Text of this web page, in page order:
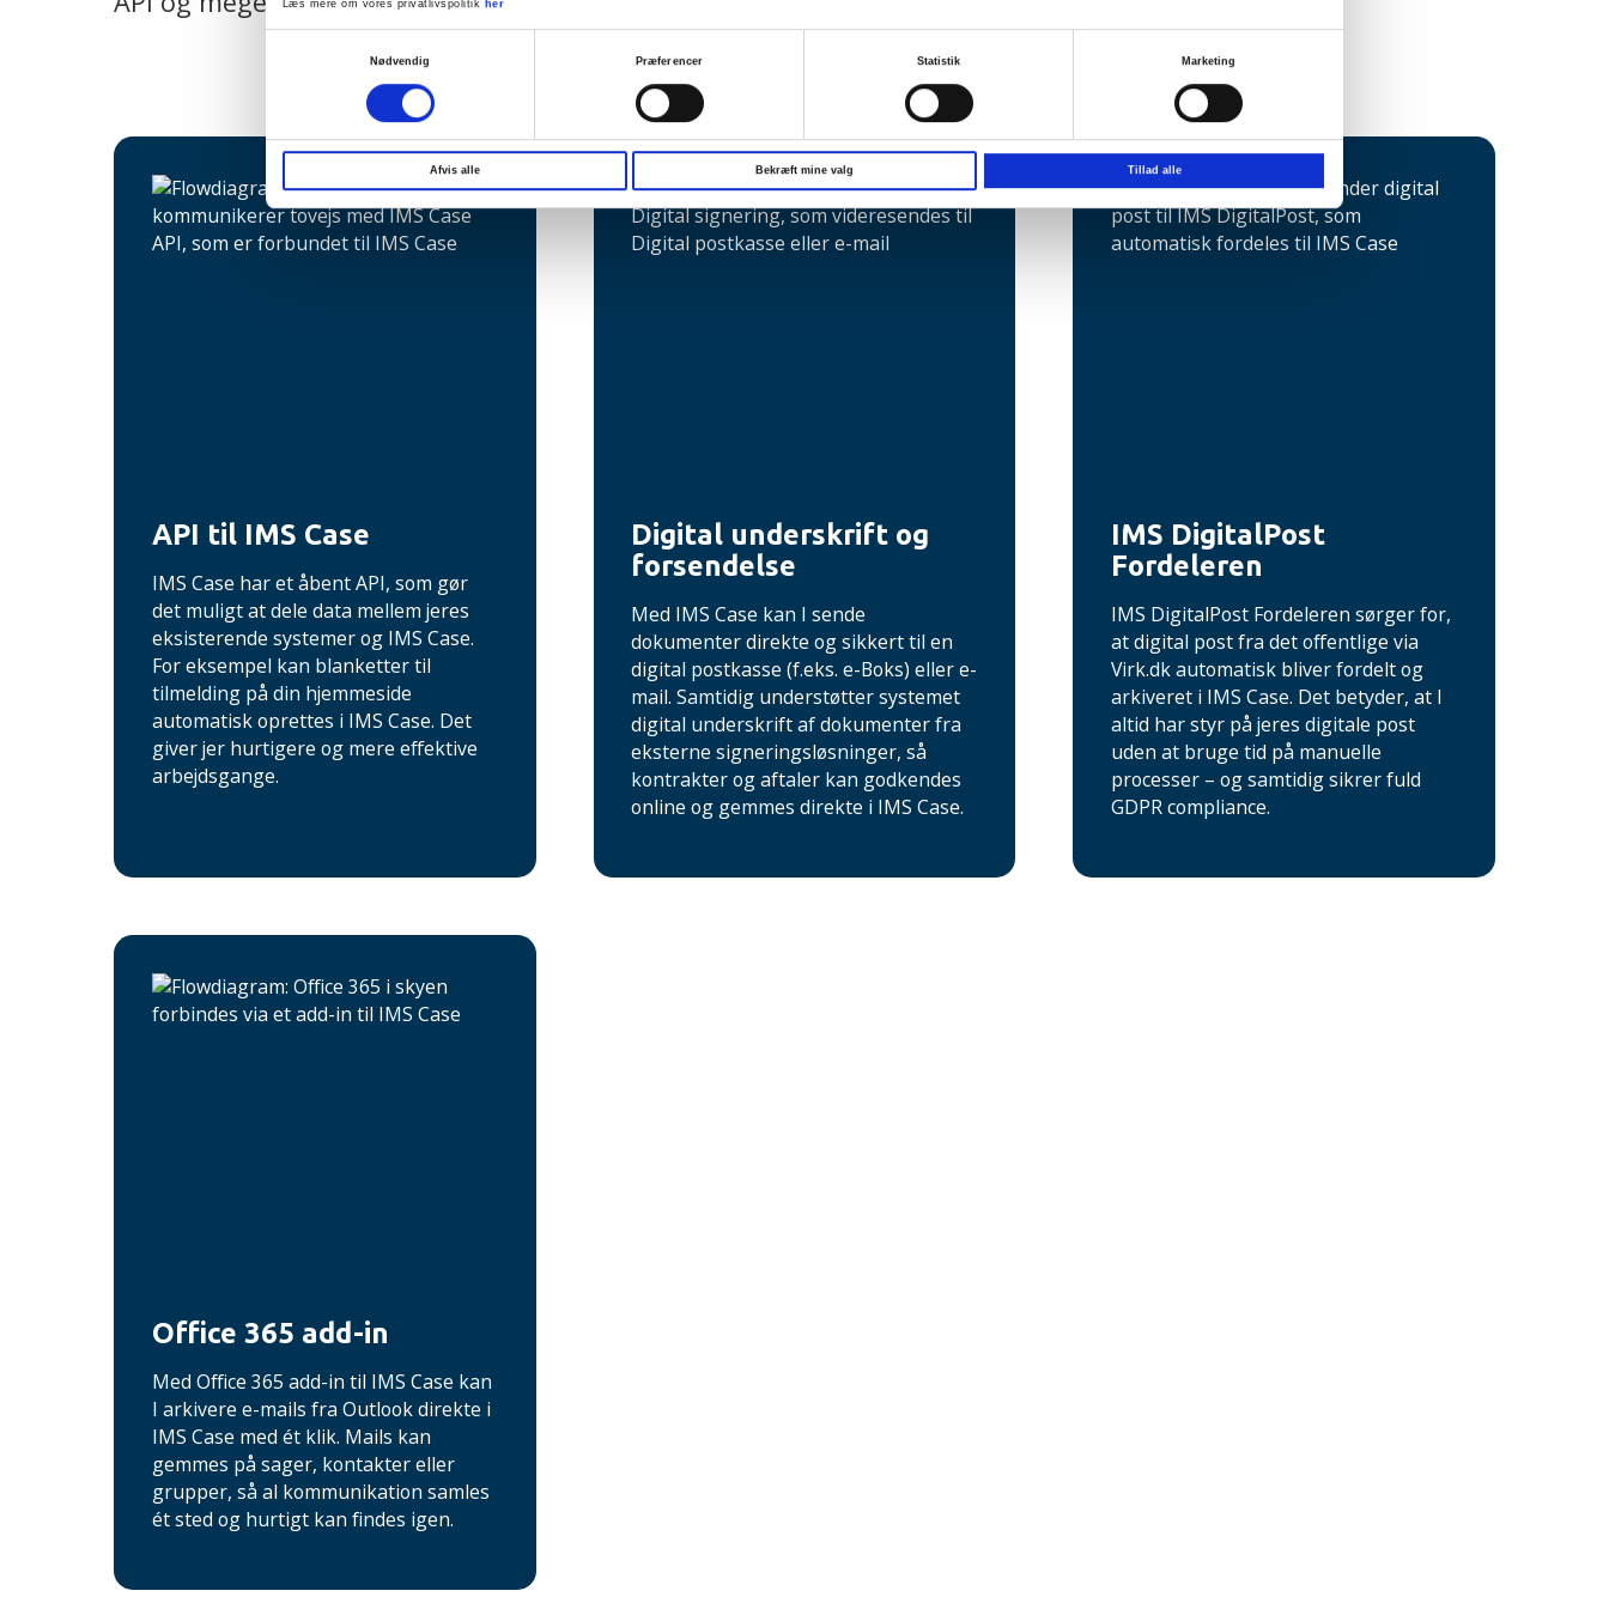
Læs mere om vores privatlivspolitik her
Nødvendig
Præferencer Statistik Marketing
Afvis alle Bekræft mine valg Tillad alle
API til IMS Case
IMS Case har et åbent API, som gør
det muligt at dele data mellem jeres
eksisterende systemer og IMS Case.
For eksempel kan blanketter til
tilmelding på din hjemmeside
automatisk oprettes i IMS Case. Det
giver jer hurtigere og mere effektive
arbejdsgange.
Digital underskrift og
forsendelse
Med IMS Case kan I sende
dokumenter direkte og sikkert til en
digital postkasse (f.eks. e-Boks) eller e-
mail. Samtidig understøtter systemet
digital underskrift af dokumenter fra
eksterne signeringsløsninger, så
kontrakter og aftaler kan godkendes
online og gemmes direkte i IMS Case.
IMS DigitalPost
Fordeleren
IMS DigitalPost Fordeleren sørger for,
at digital post fra det offentlige via
Virk.dk automatisk bliver fordelt og
arkiveret i IMS Case. Det betyder, at I
altid har styr på jeres digitale post
uden at bruge tid på manuelle
processer – og samtidig sikrer fuld
GDPR compliance.
Office 365 add-in
Med Office 365 add-in til IMS Case kan
I arkivere e-mails fra Outlook direkte i
IMS Case med ét klik. Mails kan
gemmes på sager, kontakter eller
grupper, så al kommunikation samles
ét sted og hurtigt kan findes igen.